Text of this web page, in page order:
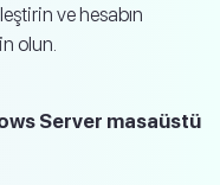
ve hesabın
olun.
Server masaüstü